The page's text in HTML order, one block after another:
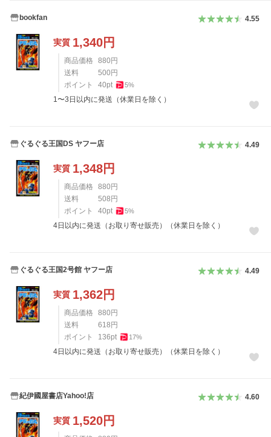
bookfan 4.55
実質 1,340円
商品価格 880 円
送料
500 円
ポイント
40pt 5%
1〜3日以内に発送（休業日を除く）
ぐるぐる王国DS ヤフー店 4.49
実質 1,348円
商品価格 880 円
送料
508 円
ポイント
40pt 5%
4日以内に発送（お取り寄せ販売）（休業日を除く）
ぐるぐる王国2号館 ヤフー店 4.49
実質 1,362円
商品価格 880 円
送料
618 円
ポイント
136pt 17%
4日以内に発送（お取り寄せ販売）（休業日を除く）
紀伊國屋書店Yahoo!店 4.60
実質 1,520円